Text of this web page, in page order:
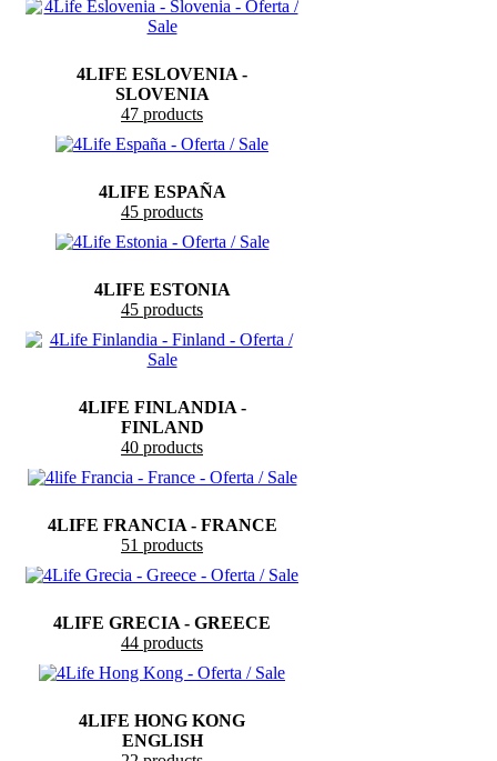
4LIFE ESLOVENIA -
SLOVENIA
47 products
4LIFE ESPAÑA
45 products
4LIFE ESTONIA
45 products
4LIFE FINLANDIA -
FINLAND
40 products
4LIFE FRANCIA - FRANCE
51 products
4LIFE GRECIA - GREECE
44 products
4LIFE HONG KONG
ENGLISH